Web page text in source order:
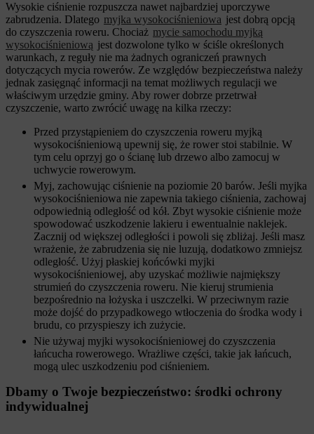
Wysokie ciśnienie rozpuszcza nawet najbardziej uporczywe
zabrudzenia. Dlatego myjka wysokociśnieniowa jest dobrą opcją
do czyszczenia roweru. Chociaż mycie samochodu myjką
wysokociśnieniową jest dozwolone tylko w ściśle określonych
warunkach, z reguły nie ma żadnych ograniczeń prawnych
dotyczących mycia rowerów. Ze względów bezpieczeństwa należy
jednak zasięgnąć informacji na temat możliwych regulacji we
właściwym urzędzie gminy. Aby rower dobrze przetrwał
czyszczenie, warto zwrócić uwagę na kilka rzeczy:
Przed przystąpieniem do czyszczenia roweru myjką
wysokociśnieniową upewnij się, że rower stoi stabilnie. W
tym celu oprzyj go o ścianę lub drzewo albo zamocuj w
uchwycie rowerowym.
Myj, zachowując ciśnienie na poziomie 20 barów. Jeśli myjka
wysokociśnieniowa nie zapewnia takiego ciśnienia, zachowaj
odpowiednią odległość od kół. Zbyt wysokie ciśnienie może
spowodować uszkodzenie lakieru i ewentualnie naklejek.
Zacznij od większej odległości i powoli się zbliżaj. Jeśli masz
wrażenie, że zabrudzenia się nie luzują, dodatkowo zmniejsz
odległość. Użyj płaskiej końcówki myjki
wysokociśnieniowej, aby uzyskać możliwie najmiększy
strumień do czyszczenia roweru. Nie kieruj strumienia
bezpośrednio na łożyska i uszczelki. W przeciwnym razie
może dojść do przypadkowego wtłoczenia do środka wody i
brudu, co przyspieszy ich zużycie.
Nie używaj myjki wysokociśnieniowej do czyszczenia
łańcucha rowerowego. Wrażliwe części, takie jak łańcuch,
mogą ulec uszkodzeniu pod ciśnieniem.
Dbamy o Twoje bezpieczeństwo: środki ochrony
indywidualnej